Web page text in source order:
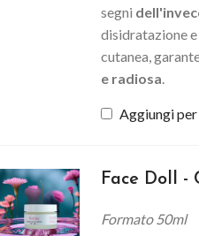
segni
disidratazione
cutanea,
e radiosa.
Aggiungi per
Face Doll -
Formato 50ml